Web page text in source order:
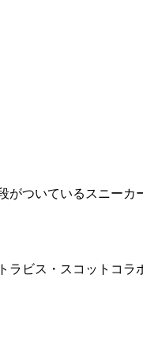
ついているスニー
ビス・スコットコラ